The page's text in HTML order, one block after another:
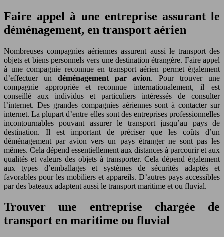
Faire appel à une entreprise assurant le
déménagement, en transport aérien
Nombreuses compagnies aériennes assurent aussi le transport des
objets et biens personnels vers une destination étrangère. Faire appel
à une compagnie reconnue en transport aérien permet également
d’effectuer un déménagement par avion. Pour trouver une
compagnie appropriée et reconnue internationalement, il est
conseillé aux individus et particuliers intéressés de consulter
l’internet. Des grandes compagnies aériennes sont à contacter sur
internet. La plupart d’entre elles sont des entreprises professionnelles
incontournables pouvant assurer le transport jusqu’au pays de
destination. Il est important de préciser que les coûts d’un
déménagement par avion vers un pays étranger ne sont pas les
mêmes. Cela dépend essentiellement aux distances à parcourir et aux
qualités et valeurs des objets à transporter. Cela dépend également
aux types d’emballages et systèmes de sécurités adaptés et
favorables pour les mobiliers et appareils. D’autres pays accessibles
par des bateaux adaptent aussi le transport maritime et ou fluvial.
Trouver une entreprise chargée de
transport en maritime ou fluvial